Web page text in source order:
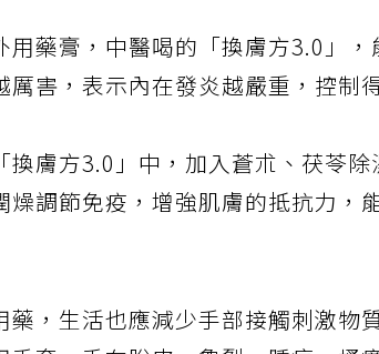
用藥膏，中醫喝的「換膚方3.0」，
厲害，表示內在發炎越嚴重，控制
換膚方3.0」中，加入蒼朮、茯苓
燥調節免疫，增強肌膚的抵抗力，
藥，生活也應減少手部接觸刺激物